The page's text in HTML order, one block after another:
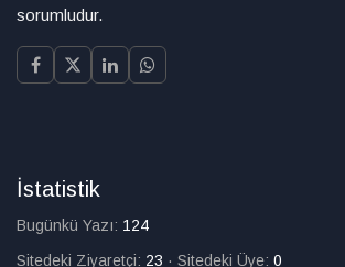
sorumludur.
İstatistik
Bugünkü Yazı: 124
Sitedeki Ziyaretçi: 23 · Sitedeki Üye: 0